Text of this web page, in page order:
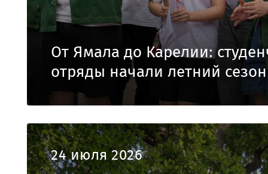
От Ямала до Карелии:
отряды начали летний сезон
24 июля 2026